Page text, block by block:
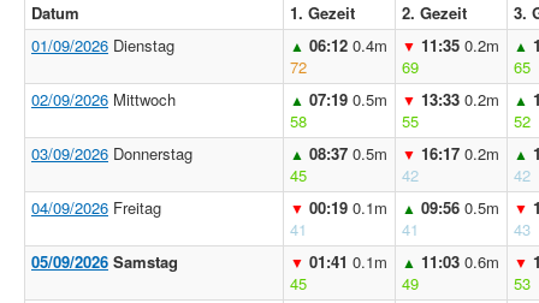
Datum 1. Gezeit 2. Gezeit
3.
01/09/2026 Dienstag ▲ 06:12 0.4m
72
▼ 11:35 0.2m
69
▲
65
02/09/2026 Mittwoch ▲ 07:19 0.5m
58
▼ 13:33 0.2m
55
▲
52
03/09/2026 Donnerstag ▲ 08:37 0.5m
45
▼ 16:17 0.2m
42
▲
42
04/09/2026 Freitag ▼ 00:19 0.1m
41
▲ 09:56 0.5m
41
▼
43
05/09/2026 Samstag ▼ 01:41 0.1m
45
▲ 11:03 0.6m
49
▼
53